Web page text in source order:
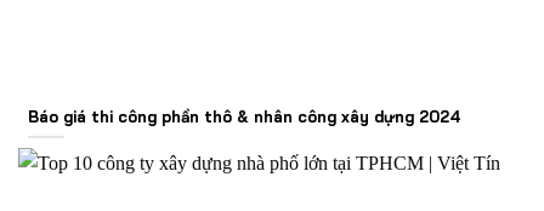
Báo giá thi công phần thô & nhân công xây dựng 2024